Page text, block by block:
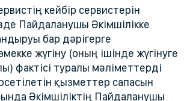
кейбір сервистерін
Пайдаланушы Әкімшілікке
бар дәрігерге
жүгіну (оның ішінде жүгінуге
фактісі туралы мәліметтерді
қызметтер сапасын
Әкімшіліктің Пайдаланушы